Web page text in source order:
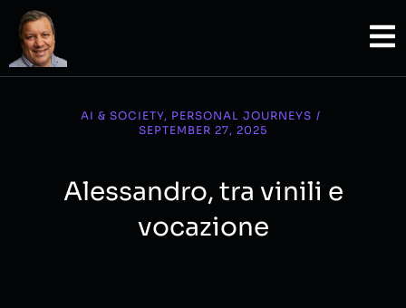
AI & SOCIETY, PERSONAL JOURNEYS /
SEPTEMBER 27, 2025
Alessandro, tra vinili e
vocazione​